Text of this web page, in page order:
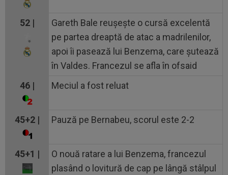
52 |
Gareth Bale reușește o cursă excelentă
pe partea dreaptă de atac a madrilenilor,
apoi îi pasează lui Benzema, care șutează
în Valdes. Francezul se afla în ofsaid
46 |
Meciul a fost reluat
45+2 | Pauză pe Bernabeu, scorul este 2-2
45+1 |
O nouă ratare a lui Benzema, francezul
plasând o lovitură de cap pe lângă stâlpul